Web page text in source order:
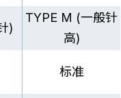
)
TYPE M (一般针
高)
标准